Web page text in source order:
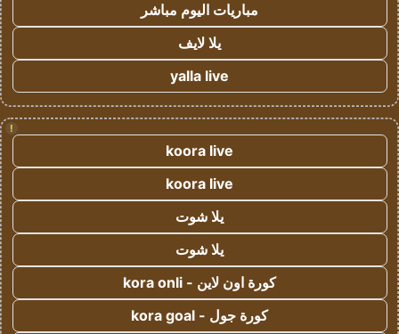
مباريات اليوم مباشر
يلا لايف
yalla live
!
koora live
koora live
يلا شوت
يلا شوت
كورة اون لاين - kora onli
كورة جول - kora goal